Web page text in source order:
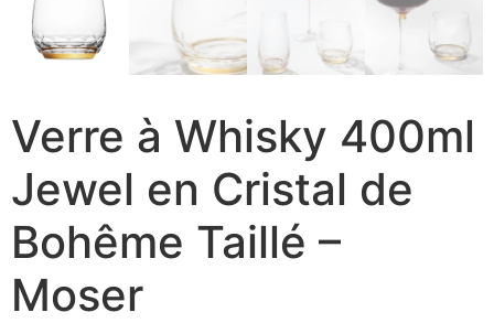
Verre à Whisky 400ml
Jewel en Cristal de
Bohême Taillé –
Moser